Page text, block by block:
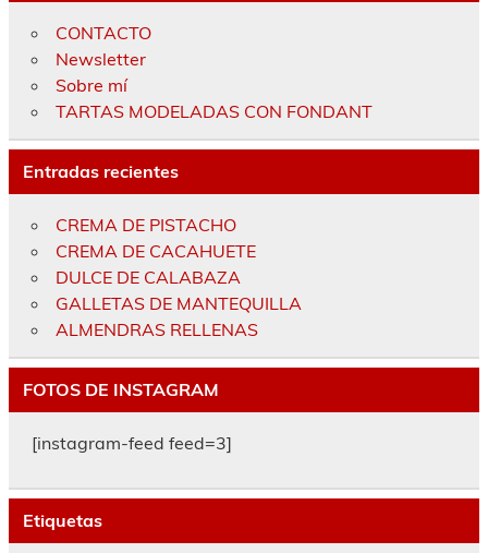
CONTACTO
Newsletter
Sobre mí
TARTAS MODELADAS CON FONDANT
Entradas recientes
CREMA DE PISTACHO
CREMA DE CACAHUETE
DULCE DE CALABAZA
GALLETAS DE MANTEQUILLA
ALMENDRAS RELLENAS
FOTOS DE INSTAGRAM
[instagram-feed feed=3]
Etiquetas